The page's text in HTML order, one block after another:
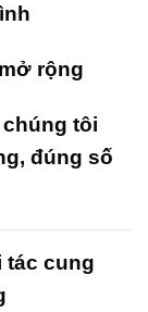
rộng
chúng tôi
đúng số
tác cung